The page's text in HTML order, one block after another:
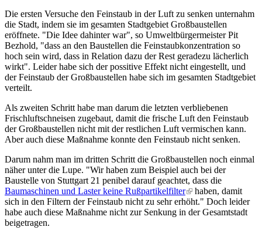
Die ersten Versuche den Feinstaub in der Luft zu senken unternahm
die Stadt, indem sie im gesamten Stadtgebiet Großbaustellen
eröffnete. "Die Idee dahinter war", so Umweltbürgermeister Pit
Bezhold, "dass an den Baustellen die Feinstaubkonzentration so
hoch sein wird, dass in Relation dazu der Rest geradezu lächerlich
wirkt". Leider habe sich der possitive Effekt nicht eingestellt, und
der Feinstaub der Großbaustellen habe sich im gesamten Stadtgebiet
verteilt.
Als zweiten Schritt habe man darum die letzten verbliebenen
Frischluftschneisen zugebaut, damit die frische Luft den Feinstaub
der Großbaustellen nicht mit der restlichen Luft vermischen kann.
Aber auch diese Maßnahme konnte den Feinstaub nicht senken.
Darum nahm man im dritten Schritt die Großbaustellen noch einmal
näher unter die Lupe. "Wir haben zum Beispiel auch bei der
Baustelle von Stuttgart 21 penibel darauf geachtet, dass die
Baumaschinen und Laster keine Rußpartikelfilter(link is external)
haben, damit
sich in den Filtern der Feinstaub nicht zu sehr erhöht." Doch leider
habe auch diese Maßnahme nicht zur Senkung in der Gesamtstadt
beigetragen.